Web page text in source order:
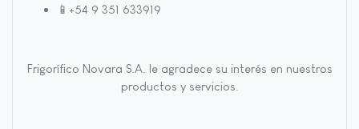
📱+54 9 351 633919
Frigorífico Novara S.A. le agradece su interés en nuestros
productos y servicios.